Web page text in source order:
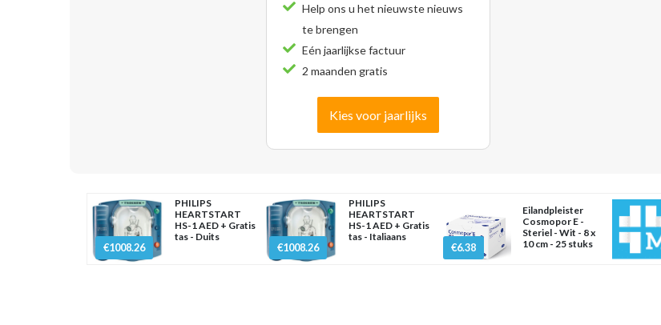
Help ons u het nieuwste nieuws
te brengen
Eén jaarlijkse factuur
2 maanden gratis
Kies voor jaarlijks
€1008.26
PHILIPS
HEARTSTART
HS-1 AED + Gratis
tas - Duits
€1008.26
PHILIPS
HEARTSTART
HS-1 AED + Gratis
tas - Italiaans
€6.38
Eilandpleister
Cosmopor E -
Steriel - Wit - 8 x
10 cm - 25 stuks